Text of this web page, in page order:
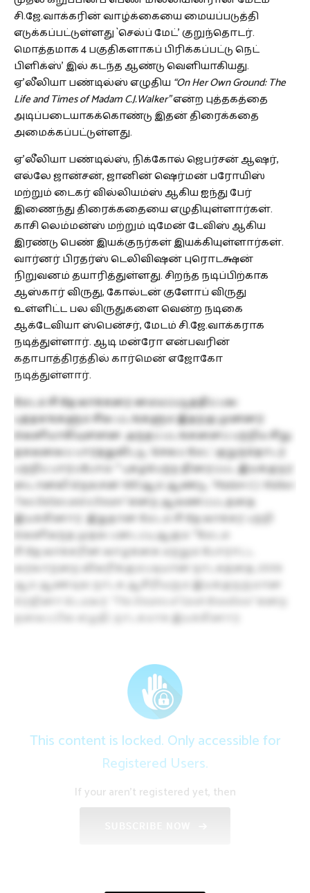
சி.ஜே.வாக்கரின் வாழ்க்கையை மையப்படுத்தி
எடுக்கப்பட்டுள்ளது `செல்ப் மேட்’ குறுந்தொடர்.
மொத்தமாக 4 பகுதிகளாகப் பிரிக்கப்பட்டு நெட்
பிளிக்ஸ்’ இல் கடந்த ஆண்டு வெளியாகியது.
ஏ’லீலியா பண்டில்ஸ் எழுதிய “On Her Own Ground: The
Life and Times of Madam C.J.Walker”என்ற புத்தகத்தை
அடிப்படையாகக்கொண்டு இதன் திரைக்கதை
அமைக்கப்பட்டுள்ளது.
ஏ’லீலியா பண்டில்ஸ், நிக்கோல் ஜெபர்சன் ஆஷர்,
எல்லே ஜான்சன், ஜானின் ஷெர்மன் பரோயிஸ்
மற்றும் டைகர் வில்லியம்ஸ் ஆகிய ஐந்து பேர்
இணைந்து திரைக்கதையை எழுதியுள்ளார்கள்.
காசி லெம்மன்ஸ் மற்றும் டிமேன் டேவிஸ் ஆகிய
இரண்டு பெண் இயக்குநர்கள் இயக்கியுள்ளார்கள்.
வார்னர் பிரதர்ஸ் டெலிவிஷன் புரொடக்ஷன்
நிறுவனம் தயாரித்துள்ளது. சிறந்த நடிப்பிற்காக
ஆஸ்கார் விருது, கோல்டன் குளோப் விருது
உள்ளிட்ட பல விருதுகளை வென்ற நடிகை
ஆக்டேவியா ஸ்பென்சர், மேடம் சி.ஜே.வாக்கராக
நடித்துள்ளார். ஆடி மன்ரோ என்பவரின்
கதாபாத்திரத்தில் கார்மென் எஜோகோ
நடித்துள்ளார்.
மேடம் சி.ஜே.வாக்கரை மையப்படுத்திப் பல
புத்தகங்களும் சில படங்களும் இதற்கு முன்னர்
வெளியாகியுள்ளன. அந்தப் படங்களைப் பற்றிய சிறு
தகவலைப் பார்த்துவிட்டு, `செல்ப் மேட்’ குறுந்தொடர்
பற்றிப் பார்ப்போம். * புகழ்பெற்ற திரைப்பட இயக்குநர்
ஸ்டான்லி நெல்சன் 1987ஆம் ஆண்டு, “Madam C.J. Walker:
Two Dollars and a Dream” என்ற ஆவணப்படத்தை
இயக்கினார். இதுதான் மேடம் சி.ஜே.வாக்கர் பற்றி
வெளிவந்த முதல் படைப்பு ஆகும். *மேடம்
சி.ஜே.வாக்கரின் வாழ்க்கை மற்றும் போராட்ட
வரலாற்றை விவரிக்கும்படியான நாடகத்தை, 2006
ஆம் ஆண்டில் நாடக ஆசிரியரும் இயக்குநருமான
ரெஜினா டெய்லர்
“The Dreams of Sarah Breedlove”
என்ற
தலைப்பில் எழுதி, நாடகமாக இயக்கினார்.
This content is locked. Only accessible for
Registered Users.
If your aren't registered yet, then